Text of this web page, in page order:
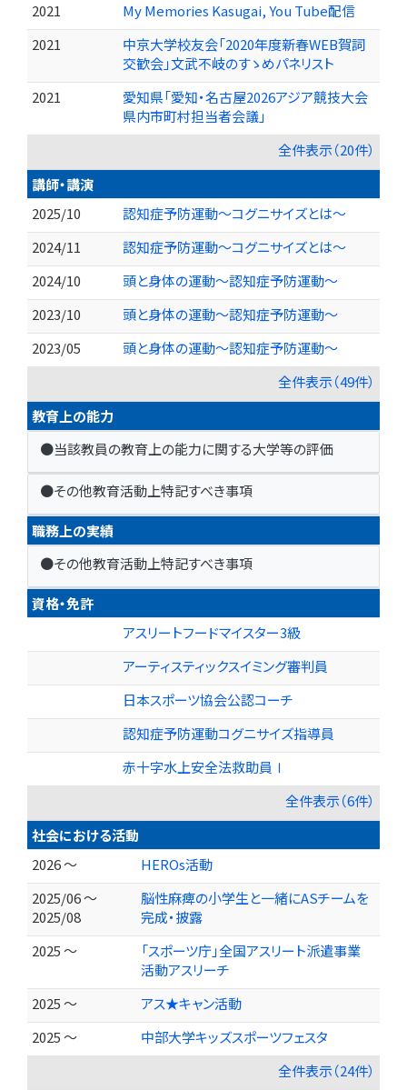
2021
My Memories Kasugai, You Tube配信
2021
中京大学校友会「2020年度新春WEB賀詞
交歓会」文武不岐のすゝめパネリスト
2021
愛知県「愛知・名古屋2026アジア競技大会
県内市町村担当者会議」
全件表示（20件）
講師・講演
2025/10
認知症予防運動～コグニサイズとは～
2024/11
認知症予防運動～コグニサイズとは～
2024/10
頭と身体の運動～認知症予防運動～
2023/10
頭と身体の運動～認知症予防運動～
2023/05
頭と身体の運動～認知症予防運動～
全件表示（49件）
教育上の能力
●当該教員の教育上の能力に関する大学等の評価
●その他教育活動上特記すべき事項
職務上の実績
●その他教育活動上特記すべき事項
資格・免許
アスリートフードマイスター3級
アーティスティックスイミング審判員
日本スポーツ協会公認コーチ
認知症予防運動コグニサイズ指導員
赤十字水上安全法救助員Ⅰ
全件表示（6件）
社会における活動
2026 ～
HEROs活動
2025/06 ～
2025/08
脳性麻痺の小学生と一緒にASチームを
完成・披露
2025 ～
「スポーツ庁」全国アスリート派遣事業
活動アスリーチ
2025 ～
アス★キャン活動
2025 ～
中部大学キッズスポーツフェスタ
全件表示（24件）